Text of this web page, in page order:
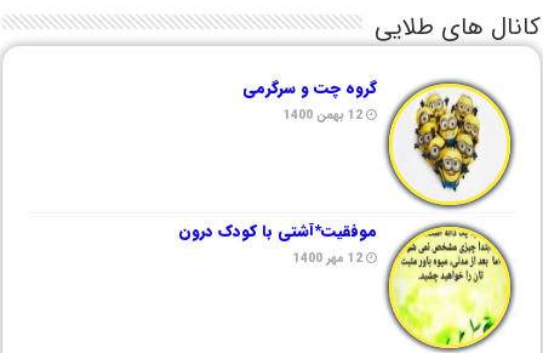
کانال های طلایی
گروه چت و سرگرمی
12 بهمن 1400
موفقیت*آشتی با کودک درون
12 مهر 1400